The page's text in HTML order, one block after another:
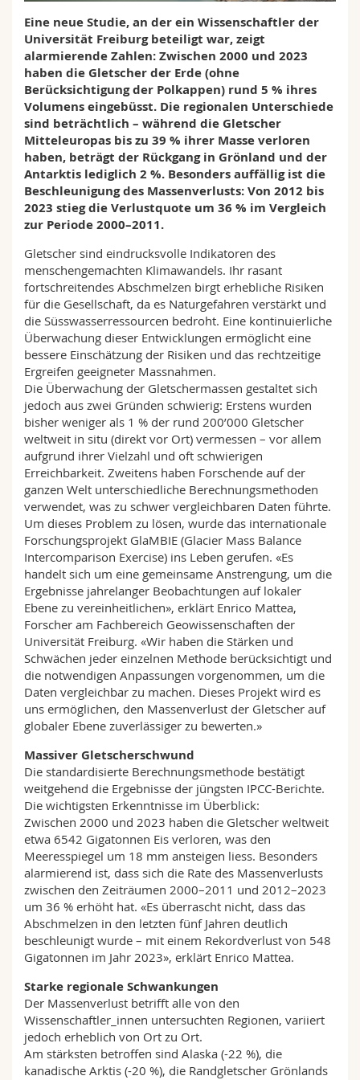
Interfakultär
Doktorierende
Vorlesungsverzeichnis
MyUnifr
Eine neue Studie, an der ein Wissenschaftler der
Universität Freiburg beteiligt war, zeigt
alarmierende Zahlen: Zwischen 2000 und 2023
haben die Gletscher der Erde (ohne
Berücksichtigung der Polkappen) rund 5 % ihres
Volumens eingebüsst. Die regionalen Unterschiede
sind beträchtlich – während die Gletscher
Mitteleuropas bis zu 39 % ihrer Masse verloren
haben, beträgt der Rückgang in Grönland und der
Antarktis lediglich 2 %. Besonders auffällig ist die
Beschleunigung des Massenverlusts: Von 2012 bis
2023 stieg die Verlustquote um 36 % im Vergleich
zur Periode 2000–2011.
Gletscher sind eindrucksvolle Indikatoren des
menschengemachten Klimawandels. Ihr rasant
fortschreitendes Abschmelzen birgt erhebliche Risiken
für die Gesellschaft, da es Naturgefahren verstärkt und
die Süsswasserressourcen bedroht. Eine kontinuierliche
Überwachung dieser Entwicklungen ermöglicht eine
bessere Einschätzung der Risiken und das rechtzeitige
Ergreifen geeigneter Massnahmen.
Die Überwachung der Gletschermassen gestaltet sich
jedoch aus zwei Gründen schwierig: Erstens wurden
bisher weniger als 1 % der rund 200’000 Gletscher
weltweit in situ (direkt vor Ort) vermessen – vor allem
aufgrund ihrer Vielzahl und oft schwierigen
Erreichbarkeit. Zweitens haben Forschende auf der
ganzen Welt unterschiedliche Berechnungsmethoden
verwendet, was zu schwer vergleichbaren Daten führte.
Um dieses Problem zu lösen, wurde das internationale
Forschungsprojekt GlaMBIE (Glacier Mass Balance
Intercomparison Exercise) ins Leben gerufen. «Es
handelt sich um eine gemeinsame Anstrengung, um die
Ergebnisse jahrelanger Beobachtungen auf lokaler
Ebene zu vereinheitlichen», erklärt Enrico Mattea,
Forscher am Fachbereich Geowissenschaften der
Universität Freiburg. «Wir haben die Stärken und
Schwächen jeder einzelnen Methode berücksichtigt und
die notwendigen Anpassungen vorgenommen, um die
Daten vergleichbar zu machen. Dieses Projekt wird es
uns ermöglichen, den Massenverlust der Gletscher auf
globaler Ebene zuverlässiger zu bewerten.»
Massiver Gletscherschwund
Die standardisierte Berechnungsmethode bestätigt
weitgehend die Ergebnisse der jüngsten IPCC-Berichte.
Die wichtigsten Erkenntnisse im Überblick:
Zwischen 2000 und 2023 haben die Gletscher weltweit
etwa 6542 Gigatonnen Eis verloren, was den
Meeresspiegel um 18 mm ansteigen liess. Besonders
alarmierend ist, dass sich die Rate des Massenverlusts
zwischen den Zeiträumen 2000–2011 und 2012–2023
um 36 % erhöht hat. «Es überrascht nicht, dass das
Abschmelzen in den letzten fünf Jahren deutlich
beschleunigt wurde – mit einem Rekordverlust von 548
Gigatonnen im Jahr 2023», erklärt Enrico Mattea.
Starke regionale Schwankungen
Der Massenverlust betrifft alle von den
Wissenschaftler_innen untersuchten Regionen, variiert
jedoch erheblich von Ort zu Ort.
Am stärksten betroffen sind Alaska (-22 %), die
kanadische Arktis (-20 %), die Randgletscher Grönlands